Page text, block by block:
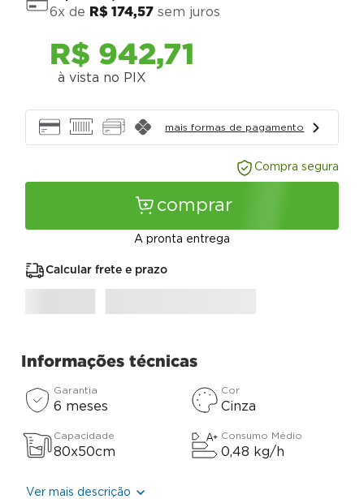
6x de R$ 174,57 sem juros
R$ 942,71
à vista no PIX
mais formas de pagamento
Compra segura
comprar
A pronta entrega
Calcular frete e prazo
Informações técnicas
Garantia
6 meses
Cor
Cinza
Capacidade
80x50cm
Consumo Médio
0,48 kg/h
Ver mais descrição